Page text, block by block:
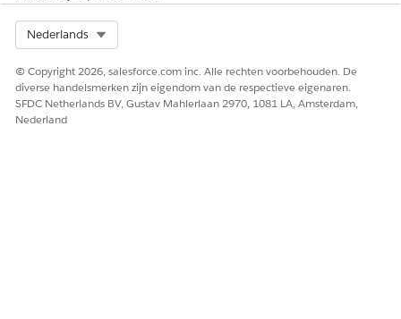
Nederlands
© Copyright 2026, salesforce.com inc. Alle rechten voorbehouden. De
diverse handelsmerken zijn eigendom van de respectieve eigenaren.
SFDC Netherlands BV, Gustav Mahlerlaan 2970, 1081 LA, Amsterdam,
Nederland